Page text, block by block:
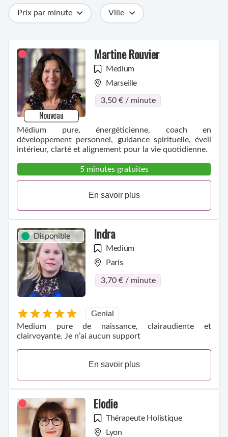
Prix par minute
Catégories
Métiers
Compétences
Ville
Nouveau
Martine Rouvier
Medium
Marseille
3,50 € / minute
Médium pure, énergéticienne, coach en
développement personnel, guidance spirituelle, éveil
intérieur, clarté et alignement pour la vie quotidienne.
5 minutes gratuites
En savoir plus
Disponible Indra
Medium
Paris
3,70 € / minute
Genial
Medium pure de naissance, clairaudiente et
clairvoyante. Je n’ai aucun support
En savoir plus
Elodie
Thérapeute Holistique
Lyon